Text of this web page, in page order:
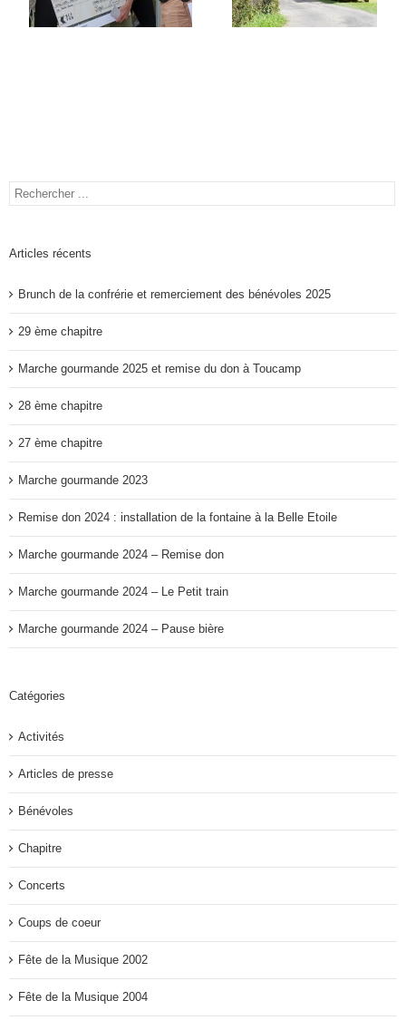
Articles récents
Brunch de la confrérie et remerciement des bénévoles 2025
29 ème chapitre
Marche gourmande 2025 et remise du don à Toucamp
28 ème chapitre
27 ème chapitre
Marche gourmande 2023
Remise don 2024 : installation de la fontaine à la Belle Etoile
Marche gourmande 2024 – Remise don
Marche gourmande 2024 – Le Petit train
Marche gourmande 2024 – Pause bière
Catégories
Activités
Articles de presse
Bénévoles
Chapitre
Concerts
Coups de coeur
Fête de la Musique 2002
Fête de la Musique 2004